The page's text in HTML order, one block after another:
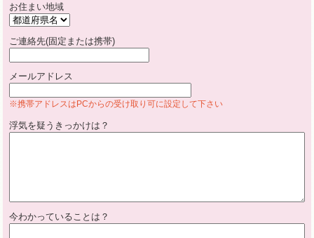
お住まい地域
ご連絡先(固定または携帯)
メールアドレス
※携帯アドレスはPCからの受け取り可に設定して下さい
浮気を疑うきっかけは？
今わかっていることは？